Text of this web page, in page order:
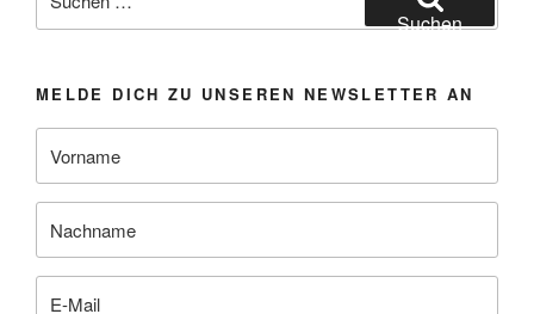
nach:
Suchen
MELDE DICH ZU UNSEREN NEWSLETTER AN